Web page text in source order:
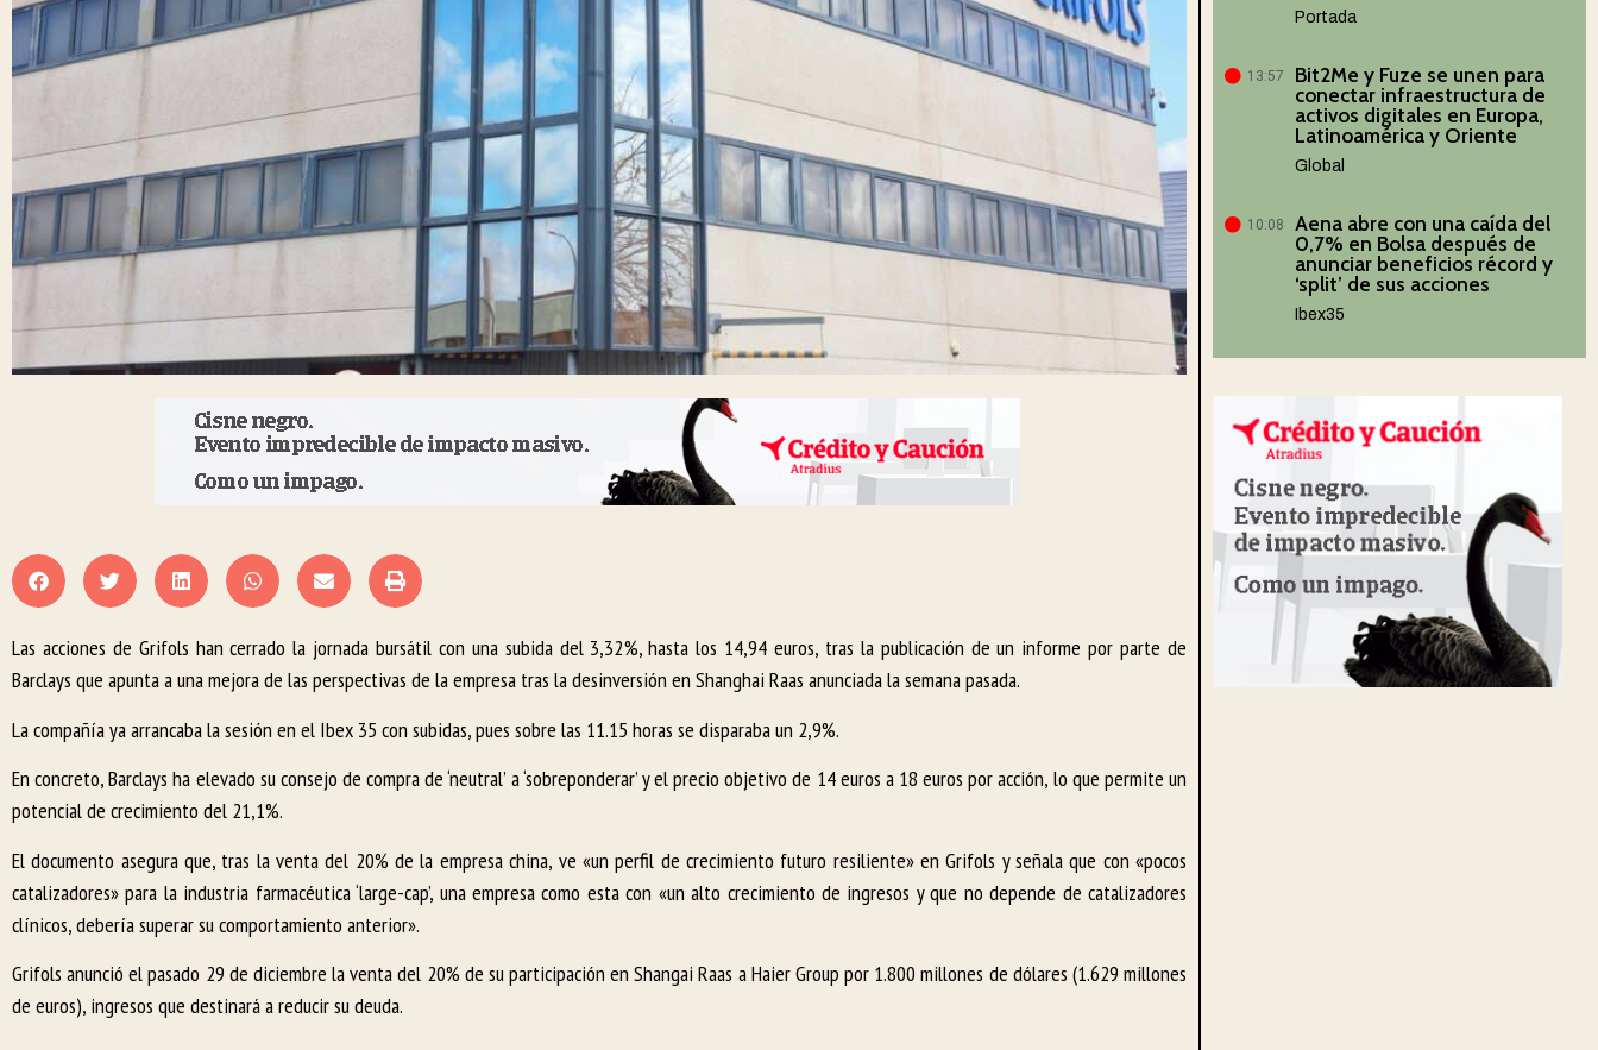
Las acciones de Grifols han cerrado la jornada bursátil con una subida del 3,32%, hasta los 14,94 euros, tras la publicación de un informe por parte de
Barclays que apunta a una mejora de las perspectivas de la empresa tras la desinversión en Shanghai Raas anunciada la semana pasada.
La compañía ya arrancaba la sesión en el Ibex 35 con subidas, pues sobre las 11.15 horas se disparaba un 2,9%.
En concreto, Barclays ha elevado su consejo de compra de ‘neutral’ a ‘sobreponderar’ y el precio objetivo de 14 euros a 18 euros por acción, lo que permite un
potencial de crecimiento del 21,1%.
El documento asegura que, tras la venta del 20% de la empresa china, ve «un perfil de crecimiento futuro resiliente» en Grifols y señala que con «pocos
catalizadores» para la industria farmacéutica ‘large-cap’, una empresa como esta con «un alto crecimiento de ingresos y que no depende de catalizadores
clínicos, debería superar su comportamiento anterior».
Grifols anunció el pasado 29 de diciembre la venta del 20% de su participación en Shangai Raas a Haier Group por 1.800 millones de dólares (1.629 millones
de euros), ingresos que destinará a reducir su deuda.
Portada
13:57
Bit2Me y Fuze se unen para
conectar infraestructura de
activos digitales en Europa,
Latinoamérica y Oriente
Global
10:08
Aena abre con una caída del
0,7% en Bolsa después de
anunciar beneficios récord y
‘split’ de sus acciones
Ibex35